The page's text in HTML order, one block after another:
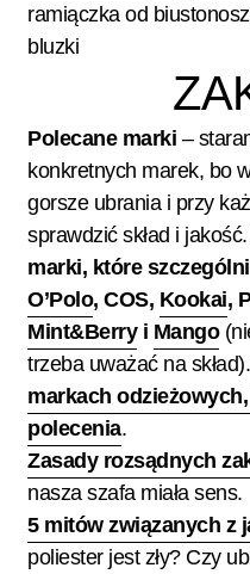
ramiączka od
bluzki
Polecane marki –
konkretnych marek, bo
gorsze ubrania i przy
sprawdzić skład i jakość.
marki, które
O’Polo, COS, Kookai,
Mint&Berryi Mango
trzeba uważać na
markach
polecenia.
Zasady rozsądnych
nasza szafa miała sens.
5 mitów związanych z
poliester jest zły? Czy